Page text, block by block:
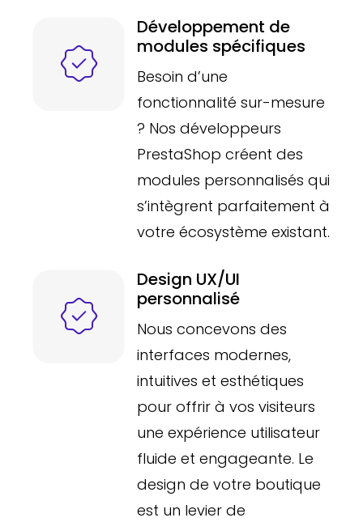
Développement de
modules spécifiques
Besoin d’une
fonctionnalité sur-mesure
? Nos développeurs
PrestaShop créent des
modules personnalisés qui
s’intègrent parfaitement à
votre écosystème existant.
Design UX/UI
personnalisé
Nous concevons des
interfaces modernes,
intuitives et esthétiques
pour offrir à vos visiteurs
une expérience utilisateur
fluide et engageante. Le
design de votre boutique
est un levier de